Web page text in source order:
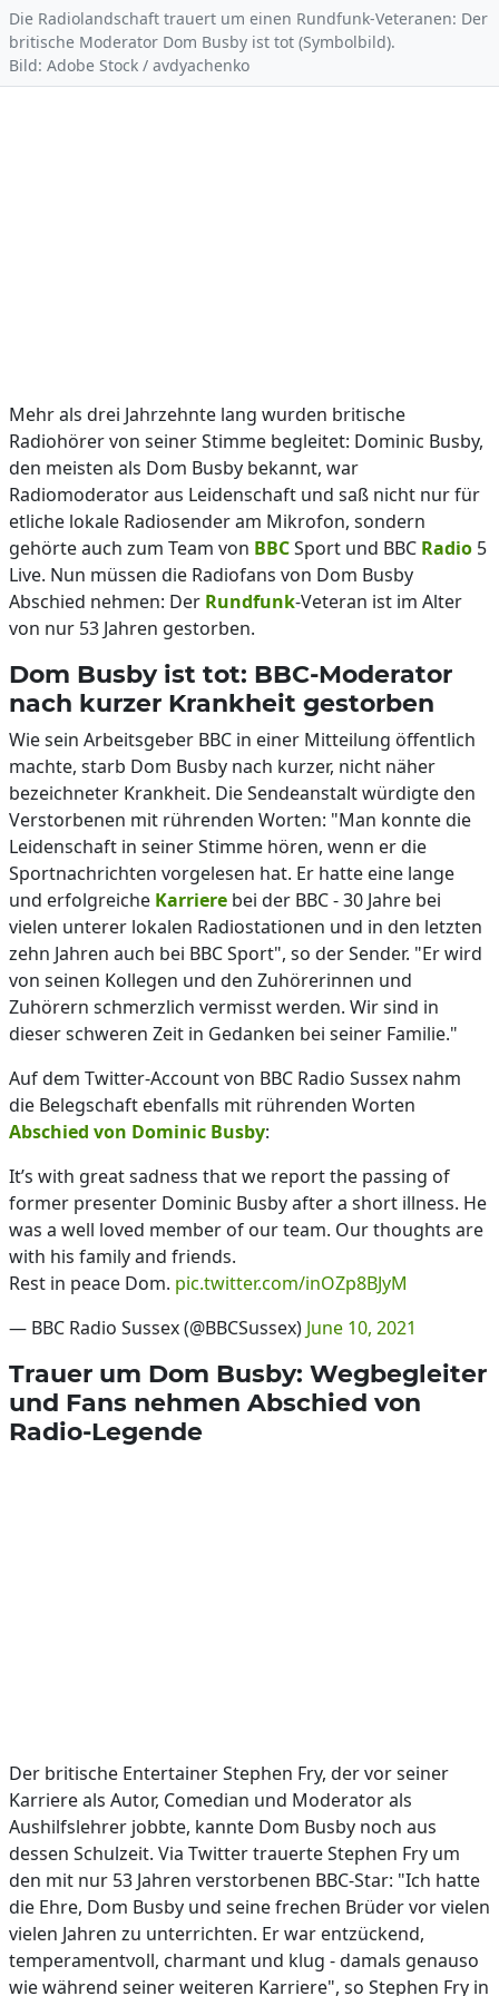
Die Radiolandschaft trauert um einen Rundfunk-Veteranen: Der
britische Moderator Dom Busby ist tot (Symbolbild).
Bild: Adobe Stock / avdyachenko
Mehr als drei Jahrzehnte lang wurden britische
Radiohörer von seiner Stimme begleitet: Dominic Busby,
den meisten als Dom Busby bekannt, war
Radiomoderator aus Leidenschaft und saß nicht nur für
etliche lokale Radiosender am Mikrofon, sondern
gehörte auch zum Team von BBCSport und BBC Radio 5
Live. Nun müssen die Radiofans von Dom Busby
Abschied nehmen: Der Rundfunk-Veteran ist im Alter
von nur 53 Jahren gestorben.
Dom Busby ist tot: BBC-Moderator
nach kurzer Krankheit gestorben
Wie sein Arbeitsgeber BBC in einer Mitteilung öffentlich
machte, starb Dom Busby nach kurzer, nicht näher
bezeichneter Krankheit. Die Sendeanstalt würdigte den
Verstorbenen mit rührenden Worten: "Man konnte die
Leidenschaft in seiner Stimme hören, wenn er die
Sportnachrichten vorgelesen hat. Er hatte eine lange
und erfolgreiche Karriere bei der BBC - 30 Jahre bei
vielen unterer lokalen Radiostationen und in den letzten
zehn Jahren auch bei BBC Sport", so der Sender. "Er wird
von seinen Kollegen und den Zuhörerinnen und
Zuhörern schmerzlich vermisst werden. Wir sind in
dieser schweren Zeit in Gedanken bei seiner Familie."
Auf dem Twitter-Account von BBC Radio Sussex nahm
die Belegschaft ebenfalls mit rührenden Worten
Abschied von Dominic Busby:
It’s with great sadness that we report the passing of
former presenter Dominic Busby after a short illness. He
was a well loved member of our team. Our thoughts are
with his family and friends.
Rest in peace Dom. pic.twitter.com/inOZp8BJyM
— BBC Radio Sussex (@BBCSussex) June 10, 2021
Trauer um Dom Busby: Wegbegleiter
und Fans nehmen Abschied von
Radio-Legende
Der britische Entertainer Stephen Fry, der vor seiner
Karriere als Autor, Comedian und Moderator als
Aushilfslehrer jobbte, kannte Dom Busby noch aus
dessen Schulzeit. Via Twitter trauerte Stephen Fry um
den mit nur 53 Jahren verstorbenen BBC-Star: "Ich hatte
die Ehre, Dom Busby und seine frechen Brüder vor vielen
vielen Jahren zu unterrichten. Er war entzückend,
temperamentvoll, charmant und klug - damals genauso
wie während seiner weiteren Karriere", so Stephen Fry in